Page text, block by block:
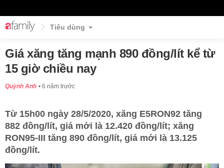
Tiêu dùng
Giá xăng tăng mạnh 890 đồng/lít kể từ
15 giờ chiều nay
Quỳnh Anh 6 năm trước
Từ 15h00 ngày 28/5/2020, xăng E5RON92 tăng
882 đồng/lít, giá mới là 12.420 đồng/lít; xăng
RON95-III tăng 890 đồng/lít, giá mới là 13.125
đồng/lít.